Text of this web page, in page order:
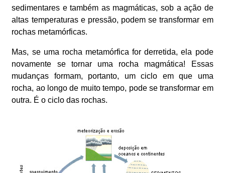
sedimentares e também as magmáticas, sob a ação de
altas temperaturas e pressão, podem se transformar em
rochas metamórficas.
Mas, se uma rocha metamórfica for derretida, ela pode
novamente se tornar uma rocha magmática! Essas
mudanças formam, portanto, um ciclo em que uma
rocha, ao longo de muito tempo, pode se transformar em
outra. É o ciclo das rochas.